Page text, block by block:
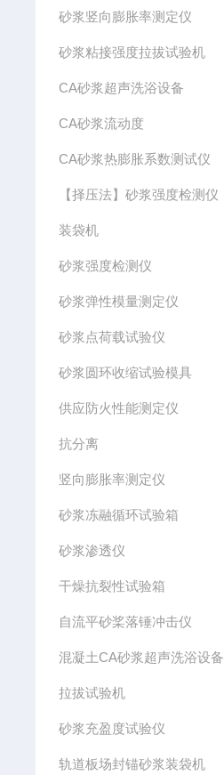
砂浆竖向膨胀率测定仪
砂浆粘接强度拉拔试验机
CA砂浆超声洗浴设备
CA砂浆流动度
CA砂浆热膨胀系数测试仪
【择压法】砂浆强度检测仪
装袋机
砂浆强度检测仪
砂浆弹性模量测定仪
砂浆点荷载试验仪
砂浆圆环收缩试验模具
供应防火性能测定仪
抗分离
竖向膨胀率测定仪
砂浆冻融循环试验箱
砂浆渗透仪
干燥抗裂性试验箱
自流平砂桨落锤冲击仪
混凝土CA砂浆超声洗浴设备
拉拔试验机
砂浆充盈度试验仪
轨道板场封锚砂浆装袋机